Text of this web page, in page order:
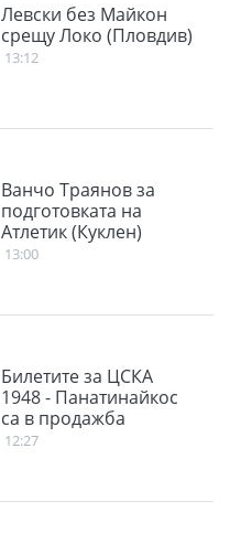
Левски без Майкон
срещу Локо (Пловдив)
13:12
Ванчо Траянов за
подготовката на
Атлетик (Куклен)
13:00
Билетите за ЦСКА
1948 - Панатинайкос
са в продажба
12:27